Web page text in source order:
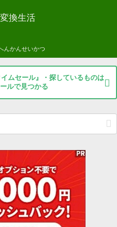
換生活
んかんせいかつ
ムセール』・探しているものは
ルで見つかる